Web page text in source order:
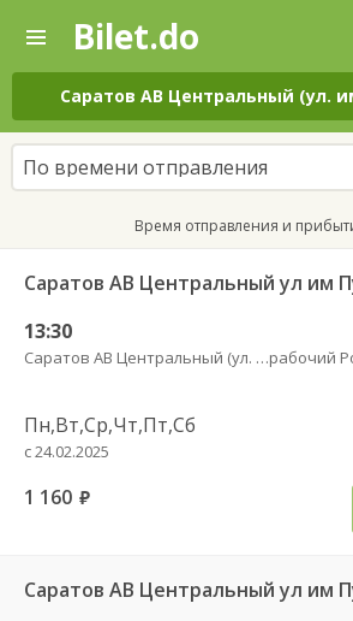
—
Поиск
и
покупка
билетов
на
автобус
онлайн
Bilet.do
По времени отправления
Время отправления и
13:30
Саратов АВ Центральный (ул. им. Пугачева, 179 А)
Пн,Вт,Ср,Чт,Пт,Сб
с 24.02.2025
1 160 руб.